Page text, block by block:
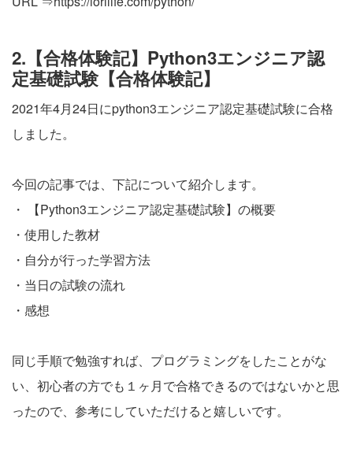
2.【合格体験記】Python3エンジニア認
定基礎試験【合格体験記】
2021年4月24日にpython3エンジニア認定基礎試験に合格
しました。
今回の記事では、下記について紹介します。
・ 【Python3エンジニア認定基礎試験】の概要
・使用した教材
・自分が行った学習方法
・当日の試験の流れ
・感想
同じ手順で勉強すれば、プログラミングをしたことがな
い、初心者の方でも１ヶ月で合格できるのではないかと思
ったので、参考にしていただけると嬉しいです。